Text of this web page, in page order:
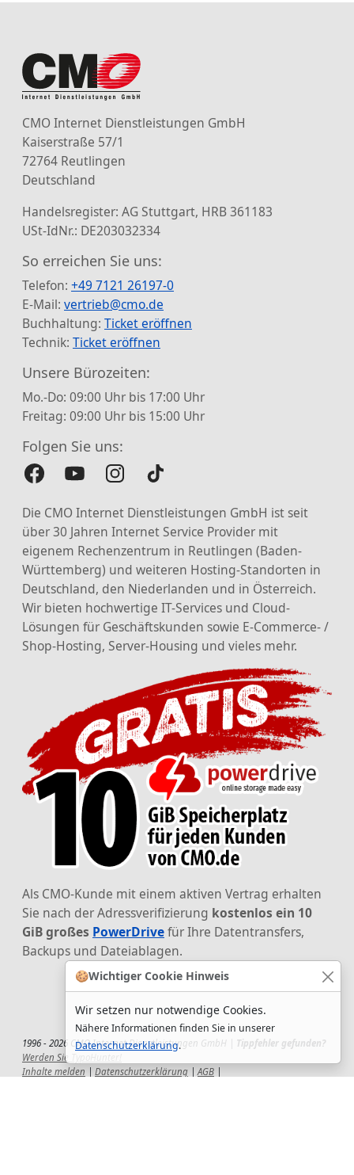
🍪Wichtiger Cookie Hinweis
Wir setzen nur notwendige Cookies.
Nähere Informationen finden Sie in unserer
Datenschutzerklärung.
CMO Internet Dienstleistungen GmbH
Kaiserstraße 57/1
72764 Reutlingen
Deutschland
Handelsregister: AG Stuttgart, HRB 361183
USt-IdNr.: DE203032334
So erreichen Sie uns:
Telefon: +49 7121 26197-0
E-Mail: vertrieb@cmo.de
Buchhaltung: Ticket eröffnen
Technik: Ticket eröffnen
Unsere Bürozeiten:
Mo.-Do: 09:00 Uhr bis 17:00 Uhr
Freitag: 09:00 Uhr bis 15:00 Uhr
Folgen Sie uns:
Die CMO Internet Dienstleistungen GmbH ist seit
über 30 Jahren Internet Service Provider mit
eigenem Rechenzentrum in Reutlingen (Baden-
Württemberg) und weiteren Hosting-Standorten in
Deutschland, den Niederlanden und in Österreich.
Wir bieten hochwertige IT-Services und Cloud-
Lösungen für Geschäftskunden sowie E-Commerce- /
Shop-Hosting, Server-Housing und vieles mehr.
Als CMO-Kunde mit einem aktiven Vertrag erhalten
Sie nach der Adressverifizierung kostenlos ein 10
GiB großes PowerDrivefür Ihre Datentransfers,
Backups und Dateiablagen.
1996 - 2026 CMO Internet Dienstleistungen GmbH | Tippfehler gefunden?
Werden Sie TypoHunter!
Inhalte melden
Datenschutzerklärung AGB